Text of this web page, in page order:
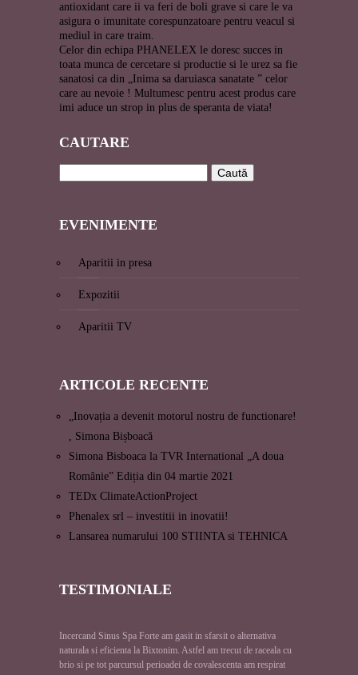
antioxidant care ii va feri de boli grave si care le va
asigura o imunitate corespunzatoare pentru veacul si
mediul in care traim.
Celor din echipa PHANELEX le doresc succes in
toata munca de cercetare si productie si le urez sa fie
sanatosi ca din „Inima sa daruiasca sanatate ” celor
care au nevoie ! Multumesc pentru acest produs care
imi aduce un strop in plus de speranta de viata!
CAUTARE
EVENIMENTE
Aparitii in presa
Expozitii
Aparitii TV
ARTICOLE RECENTE
„Inovația a devenit motorul nostru de functionare!
, Simona Bișboacă
Simona Bisboaca la TVR International „A doua
Românie” Ediția din 04 martie 2021
TEDx ClimateActionProject
Phenalex srl – investitii in inovatii!
Lansarea numarului 100 STIINTA si TEHNICA
TESTIMONIALE
Incercand Sinus Spa Forte am gasit in sfarsit o alternativa
naturala si eficienta la Bixtonim. Astfel am trecut de raceala cu
brio si pe tot parcursul perioadei de covalescenta am respirat